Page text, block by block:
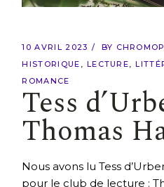
10 AVRIL 2023 BY
HISTORIQUE
LECTURE
ROMANCE
Tess
Thomas
Nous avons lu Tess
pour le club de lecture :